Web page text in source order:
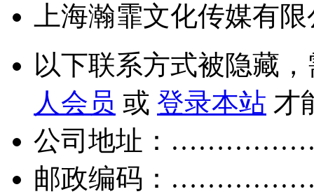
上海瀚霏文化传媒有
以下联系方式被隐藏
人会员 或 登录本站 才
公司地址：
邮政编码：